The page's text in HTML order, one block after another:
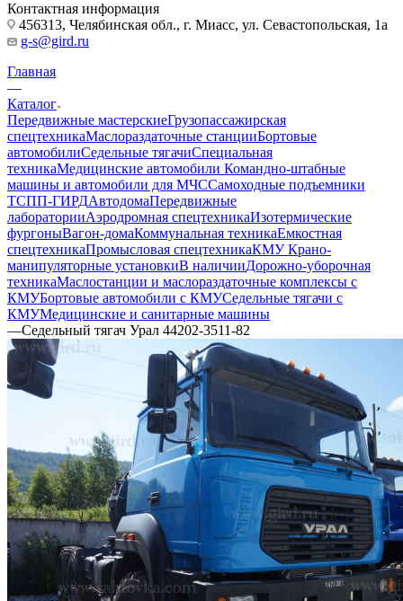
Контактная информация
456313, Челябинская обл., г. Миасс, ул. Севастопольская, 1а
g-s@gird.ru
Главная
—
Каталог
Передвижные мастерскиеГрузопассажирская
спецтехникаМаслораздаточные станцииБортовые
автомобилиСедельные тягачиСпециальная
техникаМедицинские автомобили Командно-штабные
машины и автомобили для МЧССамоходные подъемники
ТСПП-ГИРДАвтодомаПередвижные
лабораторииАэродромная спецтехникаИзотермические
фургоныВагон-домаКоммунальная техникаЕмкостная
спецтехникаПромысловая спецтехникаКМУ Крано-
манипуляторные установкиВ наличииДорожно-уборочная
техникаМаслостанции и маслораздаточные комплексы с
КМУБортовые автомобили с КМУСедельные тягачи с
КМУМедицинские и санитарные машины
—Седельный тягач Урал 44202-3511-82